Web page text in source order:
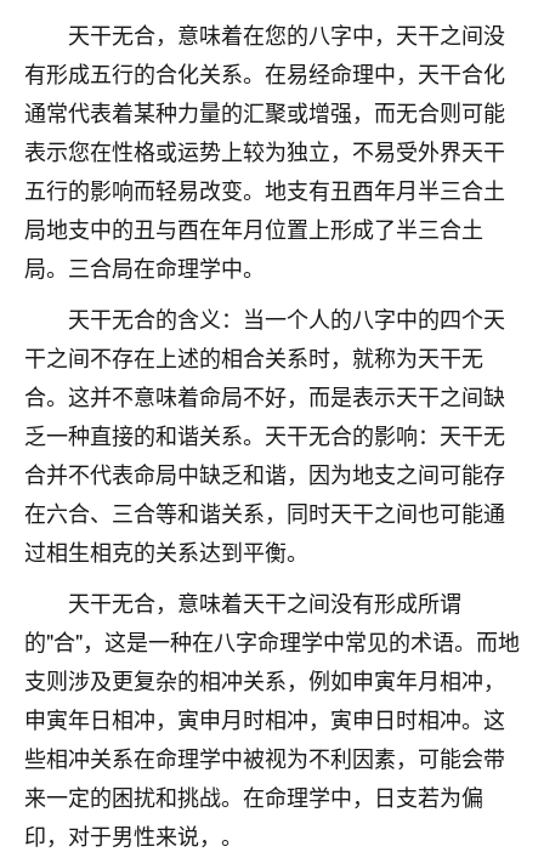
天干无合，意味着在您的八字中，天干之间没
有形成五行的合化关系。在易经命理中，天干合化
通常代表着某种力量的汇聚或增强，而无合则可能
表示您在性格或运势上较为独立，不易受外界天干
五行的影响而轻易改变。地支有丑酉年月半三合土
局地支中的丑与酉在年月位置上形成了半三合土
局。三合局在命理学中。
天干无合的含义：当一个人的八字中的四个天
干之间不存在上述的相合关系时，就称为天干无
合。这并不意味着命局不好，而是表示天干之间缺
乏一种直接的和谐关系。天干无合的影响：天干无
合并不代表命局中缺乏和谐，因为地支之间可能存
在六合、三合等和谐关系，同时天干之间也可能通
过相生相克的关系达到平衡。
天干无合，意味着天干之间没有形成所谓
的"合"，这是一种在八字命理学中常见的术语。而地
支则涉及更复杂的相冲关系，例如申寅年月相冲，
申寅年日相冲，寅申月时相冲，寅申日时相冲。这
些相冲关系在命理学中被视为不利因素，可能会带
来一定的困扰和挑战。在命理学中，日支若为偏
印，对于男性来说，。
鹿森：可怜天下父母心啊！
3小时前 来自河北 16
付深
我是公司人事调整，有升迁机会，但同时竞争的我们
三个，找老师的时候是抱着侥幸心理，没想到老师看
着我晋升有望，我半信半疑的按照老师建议，做了化
太岁还有一个发钱粮，本来年前的人事调整，拖到年
职第一个就是我，职务无所谓，主要是底薪加了
3000，非常开心，无论如何，感恩感谢！🙏🏻
鹿森：恭喜升职加薪！！，请客吗？�
12小时前 来自北京 32
心心相印
我身体不太好，总是病病殃殃的，去检查又没什么大
题，后来无意中看到有人推荐慧来老师，跟老师聊过
之后，心情豁然开朗，也听老师建议，处理了一些因
果问题。今年以来，身体比以前好多，主要是心情好
了，老师说境随心转，现在深有体会了。
鹿森：是的，其实跟老师聊过之后，最大的感
触，首先就是心态会变好，万般皆是命，半点
不由人！